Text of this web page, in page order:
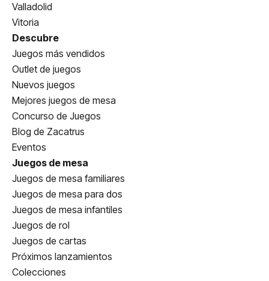
Valladolid
Vitoria
Descubre
Juegos más vendidos
Outlet de juegos
Nuevos juegos
Mejores juegos de mesa
Concurso de Juegos
Blog de Zacatrus
Eventos
Juegos de mesa
Juegos de mesa familiares
Juegos de mesa para dos
Juegos de mesa infantiles
Juegos de rol
Juegos de cartas
Próximos lanzamientos
Colecciones